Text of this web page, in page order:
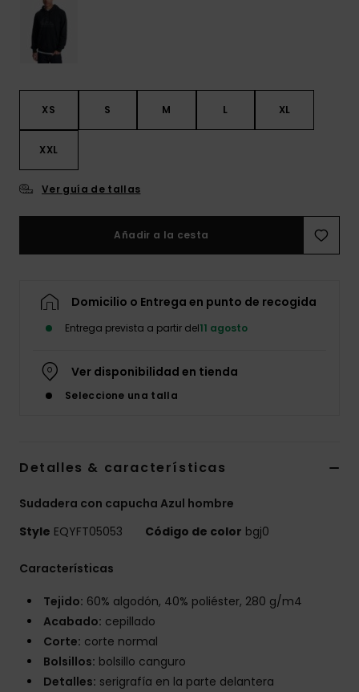
XS S M L XL
XXL
Ver guía de tallas
Añadir a la cesta
Domicilio o Entrega en punto de recogida
Entrega prevista a partir del11 agosto
Ver disponibilidad en tienda
Seleccione una talla
Detalles & características
Sudadera con capucha Azul hombre
Style EQYFT05053 Código de color bgj0
Características
Tejido: 60% algodón, 40% poliéster, 280 g/m4
Acabado: cepillado
Corte: corte normal
Bolsillos: bolsillo canguro
Detalles: serigrafía en la parte delantera